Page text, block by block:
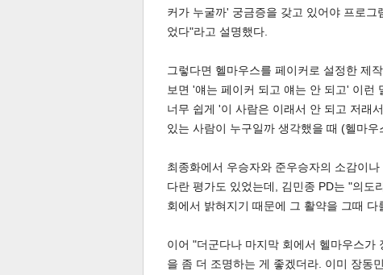
스북 터 공 공유 버블
달기
커가 누굴까' 궁금증을 갖고 있어야 프로
었다"라고 설명했다.
그렇다면 헬마우스를 페이커로 설정한 제
보면 '얘는 페이커 되고 얘는 안 되고' 이런
너무 쉽게 '이 사람은 이래서 안 되고 저래
있는 사람이 누구일까 생각했을 때 (헬마
최종화에서 우승자와 준우승자의 소감이
다란 평가도 있었는데, 김민종 PD는 "의도
회에서 밝혀지기 때문에 그 활약을 그때 다
이어 "더군다나 마지막 회에서 헬마우스
을 좀 더 조명하는 게 좋겠더라. 이미 장동